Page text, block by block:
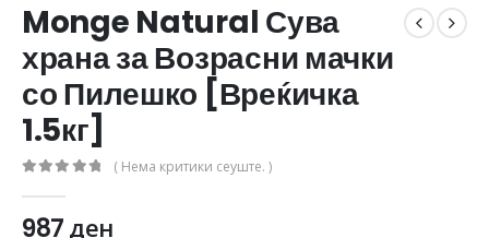
Monge Natural Сува
храна за Возрасни мачки
со Пилешко [Вреќичка
1.5кг]
( Нема критики сеуште. )
987ден